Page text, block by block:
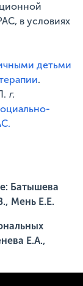
в условиях
детьми
.
г.
Батышева
Мень Е.Е.
Е.А.,